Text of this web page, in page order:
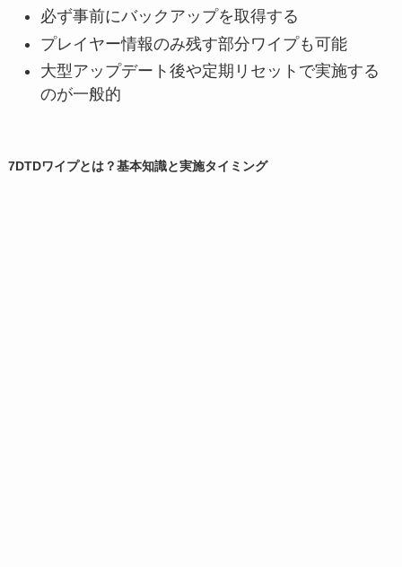
必ず事前にバックアップを取得する
プレイヤー情報のみ残す部分ワイプも可能
大型アップデート後や定期リセットで実施する
のが一般的
7DTDワイプとは？基本知識と実施タイミング